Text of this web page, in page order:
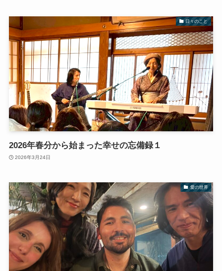
日々のこと
2026年春分から始まった幸せの忘備録１
2026年3月24日
愛の世界